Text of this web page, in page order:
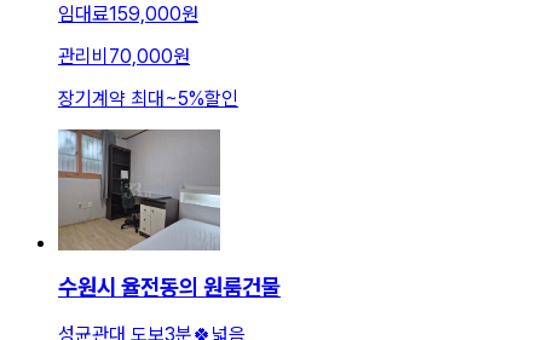
임대료159,000원
관리비 70,000원
장기계약 최대~5%할인
수원시 율전동의 원룸건물
성균관대 도보3분🍀넓음